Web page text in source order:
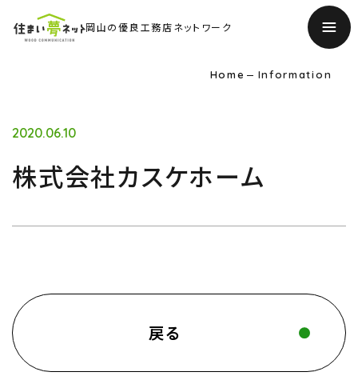
岡山の優良工務店ネットワーク
トップページ
住まい夢ネットとは
Home Information
2020.06.10
株式会社カスケホーム
戻る